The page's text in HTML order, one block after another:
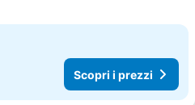
Scopri i prezzi